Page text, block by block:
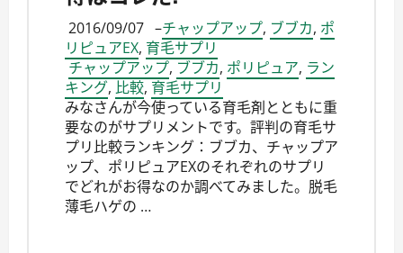
2016/09/07 –チャップアップ, ブブカ, ポ
リピュアEX, 育毛サプリ
チャップアップ, ブブカ, ポリピュア, ラン
キング, 比較, 育毛サプリ
みなさんが今使っている育毛剤とともに重
要なのがサプリメントです。評判の育毛サ
プリ比較ランキング：ブブカ、チャップア
ップ、ポリピュアEXのそれぞれのサプリ
でどれがお得なのか調べてみました。脱毛
薄毛ハゲの …